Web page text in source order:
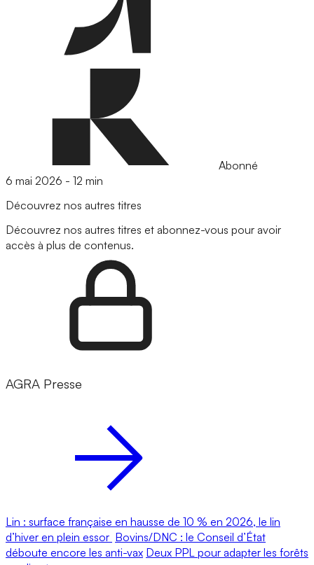
Abonné
6 mai 2026 - 12 min
Découvrez nos autres titres
Découvrez nos autres titres et abonnez-vous pour avoir
accès à plus de contenus.
AGRA Presse
Lin : surface française en hausse de 10 % en 2026, le lin
d’hiver en plein essor Bovins/DNC : le Conseil d’État
déboute encore les anti-vax Deux PPL pour adapter les forêts